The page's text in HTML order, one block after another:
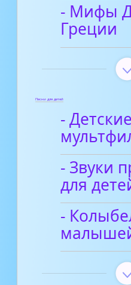
- Мифы
Греции
Песни для детей
-
- Звуки
для
-